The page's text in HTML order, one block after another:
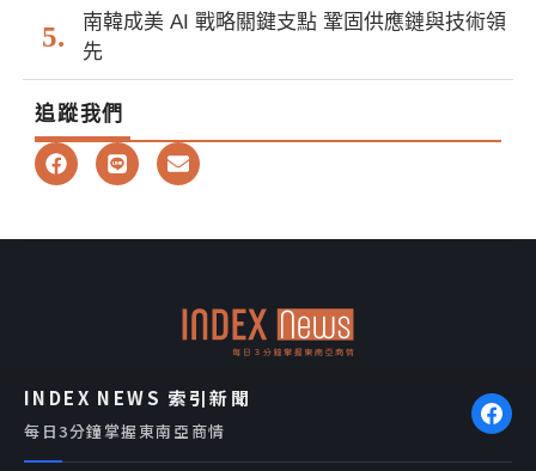
南韓成美 AI 戰略關鍵支點 鞏固供應鏈與技術領
先
追蹤我們
F
a
b
L
i
E
n
l
INDEX NEWS 索引新聞
每日3分鐘掌握東南亞商情